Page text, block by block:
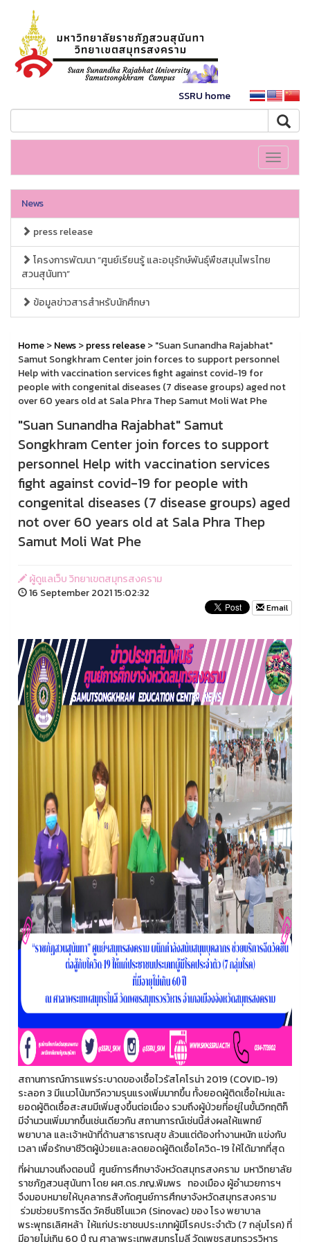
SSRU home
Toggle
News
press release
โครงการพัฒนา “ศูนย์เรียนรู้ และอนุรักษ์พันธุ์พืชสมุนไพรไทย
สวนสุนันทา”
ข้อมูลข่าวสารสำหรับนักศึกษา
Home>News>press release> "Suan Sunandha Rajabhat"
Samut Songkhram Center join forces to support personnel
Help with vaccination services fight against covid-19 for
people with congenital diseases (7 disease groups) aged not
over 60 years old at Sala Phra Thep Samut Moli Wat Phe
"Suan Sunandha Rajabhat" Samut
Songkhram Center join forces to support
personnel Help with vaccination services
fight against covid-19 for people with
congenital diseases (7 disease groups) aged
not over 60 years old at Sala Phra Thep
Samut Moli Wat Phe
ผู้ดูแลเว็บ วิทยาเขตสมุทรสงคราม
16 September 2021 15:02:32
Email
สถานการณ์การแพร่ระบาดของเชื้อไวรัสโคโรน่า 2019 (COVID-19)
ระลอก 3 มีแนวโน้มทวีความรุนแรงเพิ่มมากขึ้น ทั้งยอดผู้ติดเชื้อใหม่และ
ยอดผู้ติดเชื้อสะสมมีเพิ่มสูงขึ้นต่อเนื่อง รวมถึงผู้ป่วยที่อยู่ในขั้นวิกฤติก็
มีจำนวนเพิ่มมากขึ้นเช่นเดียวกัน สถานการณ์เช่นนี้ส่งผลให้แพทย์
พยาบาล และเจ้าหน้าที่ด้านสาธารณสุข ล้วนแต่ต้องทำงานหนัก แข่งกับ
เวลา เพื่อรักษาชีวิตผู้ป่วยและลดยอดผู้ติดเชื้อโควิด-19 ให้ได้มากที่สุด
ที่ผ่านมาจนถึงตอนนี้ ศูนย์การศึกษาจังหวัดสมุทรสงคราม มหาวิทยาลัย
ราชภัฏสวนสุนันทา โดย ผศ.ดร.ภญ.พิมพร ทองเมือง ผู้อำนวยการฯ
จึงมอบหมายให้บุคลากรสังกัดศูนย์การศึกษาจังหวัดสมุทรสงคราม
ร่วมช่วยบริการฉีด วัคซีนซิโนแวค (Sinovac) ของ โรง พยาบาล
พระพุทธเลิศหล้า ให้แก่ประชาชนประเภทผู้มีโรคประจำตัว (7 กลุ่มโรค) ที่
มีอายุไม่เกิน 60 ปี ณ ศาลาพระเทพสมุทรโมลี วัดเพชรสมุทรวรวิหาร